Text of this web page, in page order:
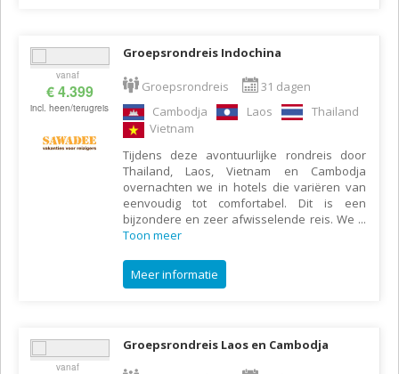
vanaf
€ 4.399
incl. heen/terugreis
Groepsrondreis Indochina
Groepsrondreis
31 dagen
Cambodja
Laos
Thailand
Vietnam
Tijdens deze avontuurlijke rondreis door
Thailand, Laos, Vietnam en Cambodja
overnachten we in hotels die variëren van
eenvoudig tot comfortabel. Dit is een
bijzondere en zeer afwisselende reis. We ...
Toon meer
Meer informatie
vanaf
Groepsrondreis Laos en Cambodja